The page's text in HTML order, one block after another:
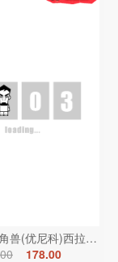
兽(优尼科)西拉红葡
178.00